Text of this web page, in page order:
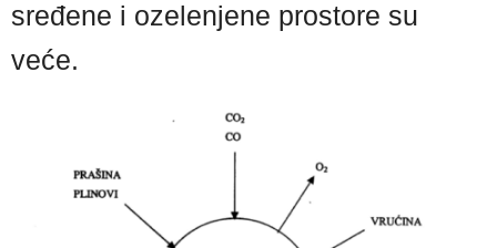
sređene i ozelenjene prostore su
veće.